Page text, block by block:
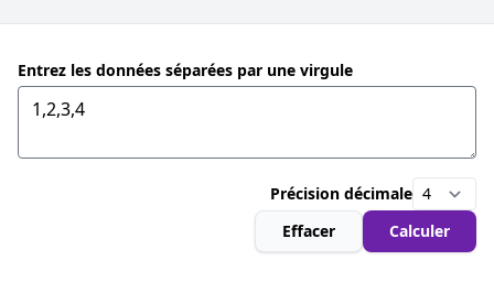
Entrez les données séparées par une virgule
Précision décimale
Effacer
Calculer